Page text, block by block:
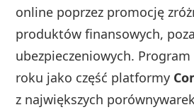
online poprzez promocję
produktów finansowych,
ubezpieczeniowych. Program
roku jako część platformy
z największych